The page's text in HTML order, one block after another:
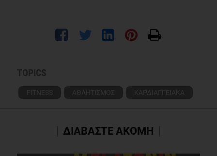
TOPICS
FITNESS ΑΘΛΗΤΙΣΜΟΣ ΚΑΡΔΙΑΓΓΕΙΑΚΑ
ΔΙΑΒΑΣΤΕ ΑΚΟΜΗ